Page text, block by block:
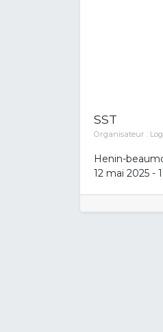
SST
Organisateur :
Henin-
12 mai 2025 -